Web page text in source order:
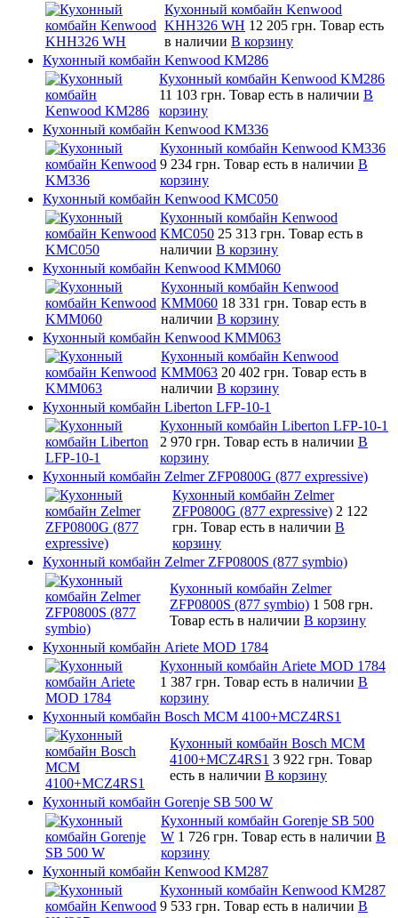
Кухонный комбайн Kenwood
KHH326 WH 12 205 грн. Товар есть
в наличии В корзину
Кухонный комбайн Kenwood KM286
Кухонный комбайн Kenwood KM286
11 103 грн. Товар есть в наличии В
корзину
Кухонный комбайн Kenwood KM336
Кухонный комбайн Kenwood KM336
9 234 грн. Товар есть в наличии В
корзину
Кухонный комбайн Kenwood KMC050
Кухонный комбайн Kenwood
KMC050 25 313 грн. Товар есть в
наличии В корзину
Кухонный комбайн Kenwood KMM060
Кухонный комбайн Kenwood
KMM060 18 331 грн. Товар есть в
наличии В корзину
Кухонный комбайн Kenwood KMM063
Кухонный комбайн Kenwood
KMM063 20 402 грн. Товар есть в
наличии В корзину
Кухонный комбайн Liberton LFP-10-1
Кухонный комбайн Liberton LFP-10-1
2 970 грн. Товар есть в наличии В
корзину
Кухонный комбайн Zelmer ZFP0800G (877 expressive)
Кухонный комбайн Zelmer
ZFP0800G (877 expressive) 2 122
грн. Товар есть в наличии В
корзину
Кухонный комбайн Zelmer ZFP0800S (877 symbio)
Кухонный комбайн Zelmer
ZFP0800S (877 symbio) 1 508 грн.
Товар есть в наличии В корзину
Кухонный комбайн Ariete MOD 1784
Кухонный комбайн Ariete MOD 1784
1 387 грн. Товар есть в наличии В
корзину
Кухонный комбайн Bosch MCM 4100+MCZ4RS1
Кухонный комбайн Bosch MCM
4100+MCZ4RS1 3 922 грн. Товар
есть в наличии В корзину
Кухонный комбайн Gorenje SB 500 W
Кухонный комбайн Gorenje SB 500
W 1 726 грн. Товар есть в наличии В
корзину
Кухонный комбайн Kenwood KM287
Кухонный комбайн Kenwood KM287
9 533 грн. Товар есть в наличии В